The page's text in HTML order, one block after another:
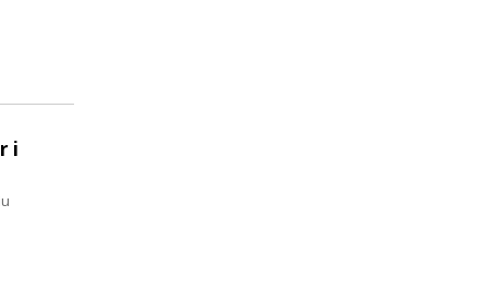
i